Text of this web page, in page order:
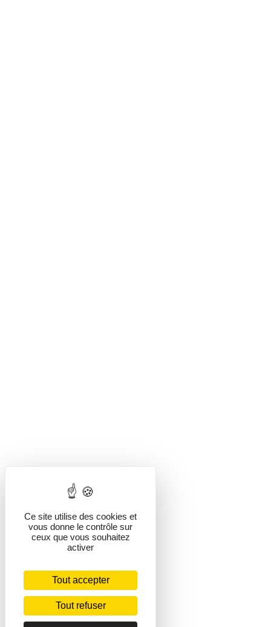
Ce site utilise des cookies et
vous donne le contrôle sur
ceux que vous souhaitez
activer
Tout accepter
Tout refuser